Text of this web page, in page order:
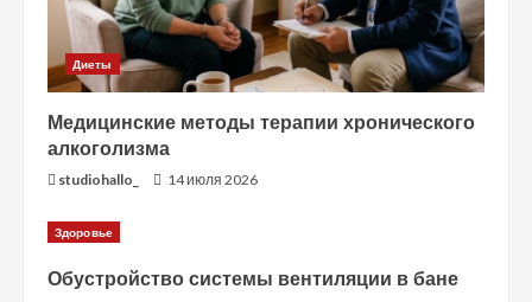
Диеты
Медицинские методы терапии хронического
алкоголизма
studiohallo_ 14 июля 2026
Здоровье
Обустройство системы вентиляции в бане